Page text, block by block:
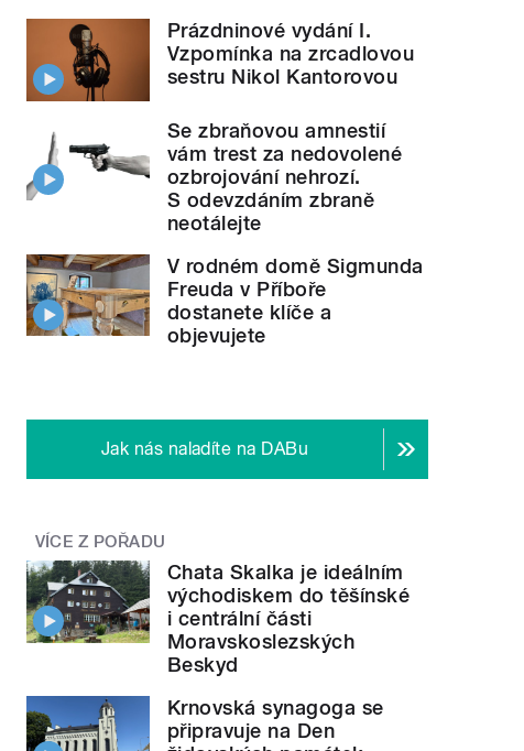
Prázdninové vydání I.
Vzpomínka na zrcadlovou
sestru Nikol Kantorovou
Se zbraňovou amnestií
vám trest za nedovolené
ozbrojování nehrozí.
S odevzdáním zbraně
neotálejte
V rodném domě Sigmunda
Freuda v Příboře
dostanete klíče a
objevujete
Jak nás naladíte na DABu
VÍCE Z POŘADU
Chata Skalka je ideálním
východiskem do těšínské
i centrální části
Moravskoslezských
Beskyd
Krnovská synagoga se
připravuje na Den